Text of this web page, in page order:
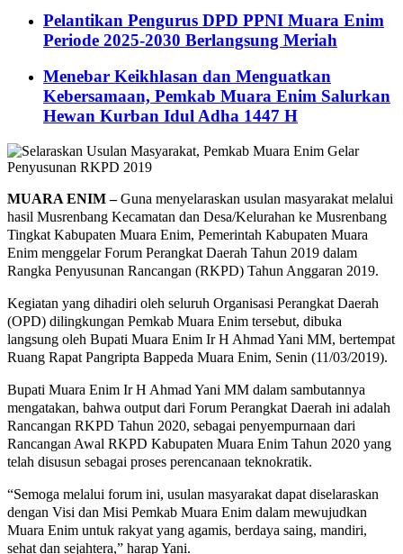
Pelantikan Pengurus DPD PPNI Muara Enim
Periode 2025-2030 Berlangsung Meriah
Menebar Keikhlasan dan Menguatkan
Kebersamaan, Pemkab Muara Enim Salurkan
Hewan Kurban Idul Adha 1447 H
MUARA ENIM –Guna menyelaraskan usulan masyarakat melalui
hasil Musrenbang Kecamatan dan Desa/Kelurahan ke Musrenbang
Tingkat Kabupaten Muara Enim, Pemerintah Kabupaten Muara
Enim menggelar Forum Perangkat Daerah Tahun 2019 dalam
Rangka Penyusunan Rancangan (RKPD) Tahun Anggaran 2019.
Kegiatan yang dihadiri oleh seluruh Organisasi Perangkat Daerah
(OPD) dilingkungan Pemkab Muara Enim tersebut, dibuka
langsung oleh Bupati Muara Enim Ir H Ahmad Yani MM, bertempat
Ruang Rapat Pangripta Bappeda Muara Enim, Senin (11/03/2019).
Bupati Muara Enim Ir H Ahmad Yani MM dalam sambutannya
mengatakan, bahwa output dari Forum Perangkat Daerah ini adalah
Rancangan RKPD Tahun 2020, sebagai penyempurnaan dari
Rancangan Awal RKPD Kabupaten Muara Enim Tahun 2020 yang
telah disusun sebagai proses perencanaan teknokratik.
“Semoga melalui forum ini, usulan masyarakat dapat diselaraskan
dengan Visi dan Misi Pemkab Muara Enim dalam mewujudkan
Muara Enim untuk rakyat yang agamis, berdaya saing, mandiri,
sehat dan sejahtera,” harap Yani.